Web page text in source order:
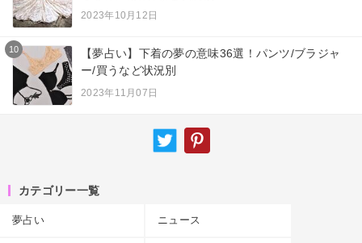
2023年10月12日
10
【夢占い】下着の夢の意味36選！パンツ/ブラジャ
ー/買うなど状況別
2023年11月07日
カテゴリー一覧
夢占い ニュース